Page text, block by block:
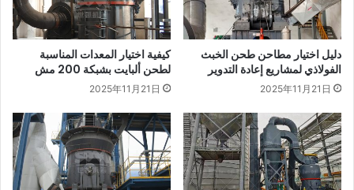
دليل اختيار مطاحن طحن الخبث
الفولاذي لمشاريع إعادة التدوير
2025年11月21日
كيفية اختيار المعدات المناسبة
لطحن ألبايت بشبكة 200 مش
2025年11月21日